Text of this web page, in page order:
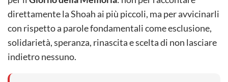
direttamente la Shoah ai più piccoli, ma per avvicinarli
con rispetto a parole fondamentali come esclusione,
solidarietà, speranza, rinascita e scelta di non lasciare
indietro nessuno.